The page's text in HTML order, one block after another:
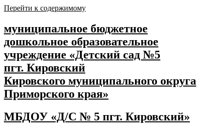
Перейти к содержимому
муниципальное бюджетное
дошкольное образовательное
учреждение «Детский сад №5
пгт. Кировский
Кировского муниципального округа
Приморского края»
МБДОУ «Д/С № 5 пгт. Кировский»